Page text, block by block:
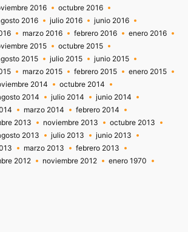
2016
octubre 2016
2016 julio 2016
junio 2016
marzo 2016 febrero 2016
enero 2016
2015
octubre 2015
2015 julio 2015
junio 2015
marzo 2015 febrero 2015
enero 2015
2014
octubre 2014
2014 julio 2014
junio 2014
marzo 2014
febrero 2014
2013 noviembre 2013
octubre 2013
2013 julio 2013
junio 2013
marzo 2013
febrero 2013
2012 noviembre 2012
enero 1970